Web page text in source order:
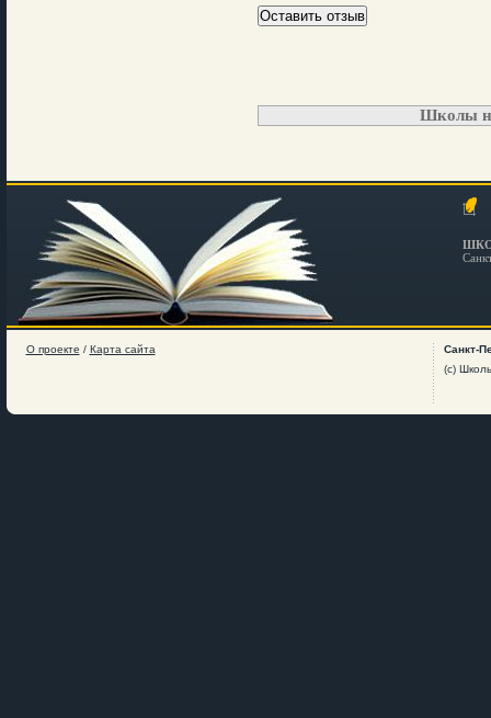
Школы
О проекте / Карта сайта
Санкт-
(c)